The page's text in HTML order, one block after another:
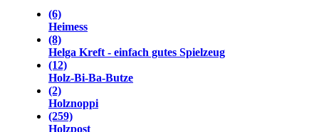
(6)
Heimess
(8)
Helga Kreft - einfach gutes Spielzeug
(12)
Holz-Bi-Ba-Butze
(2)
Holznoppi
(259)
Holzpost